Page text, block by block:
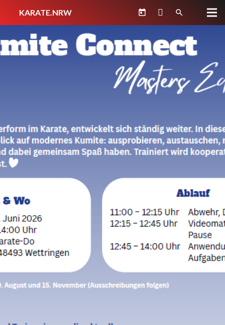
KARATE.NRW today search